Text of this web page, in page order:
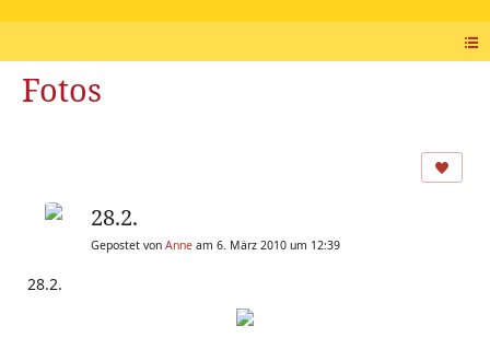
Fotos
28.2.
Gepostet von Anne am 6. März 2010 um 12:39
28.2.